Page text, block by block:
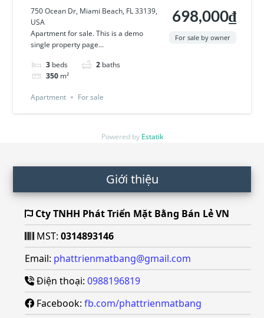
Beach, FL 33139, USA
750 Ocean Dr, Miami Beach, FL 33139,
USA
Apartment for sale. This is a demo
single property page...
3 beds 2 baths
350 m²
698,000₫
For sale by owner
Apartment For sale
Powered by Estatik
Footer Giới thiệu
Cty TNHH Phát Triển Mặt Bằng Bán Lẻ VN
MST: 0314893146
Email: phattrienmatbang@gmail.com
Điện thoại: 0988196819
Facebook:fb.com/phattrienmatbang